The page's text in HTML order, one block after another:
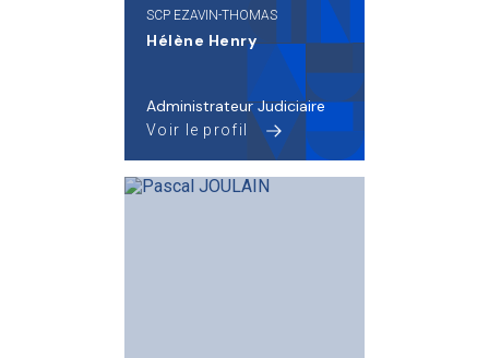
SCP EZAVIN-THOMAS
Hélène Henry
Administrateur Judiciaire
Voir le profil